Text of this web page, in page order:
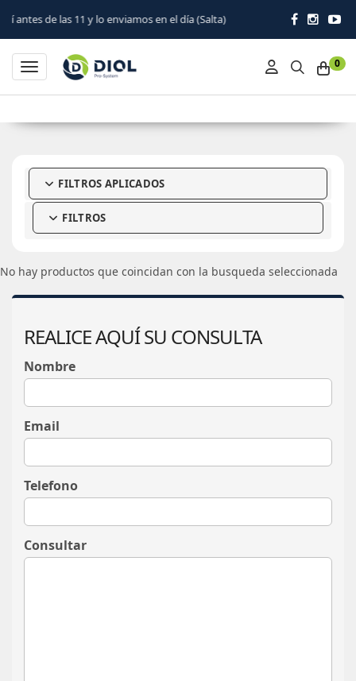
de las 11 y lo enviamos en el día (Salta)
0
Toggle navigation
FILTROS APLICADOS
FILTROS
No hay productos que coincidan con la busqueda seleccionada
REALICE AQUÍ SU CONSULTA
Nombre
Email
Telefono
Consultar